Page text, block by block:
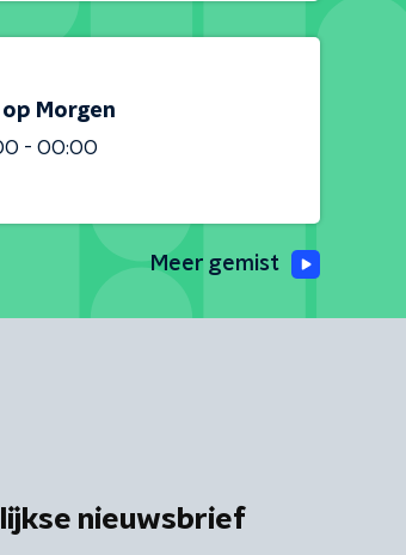
op Morgen
- 00:00
Meer gemist
nieuwsbrief